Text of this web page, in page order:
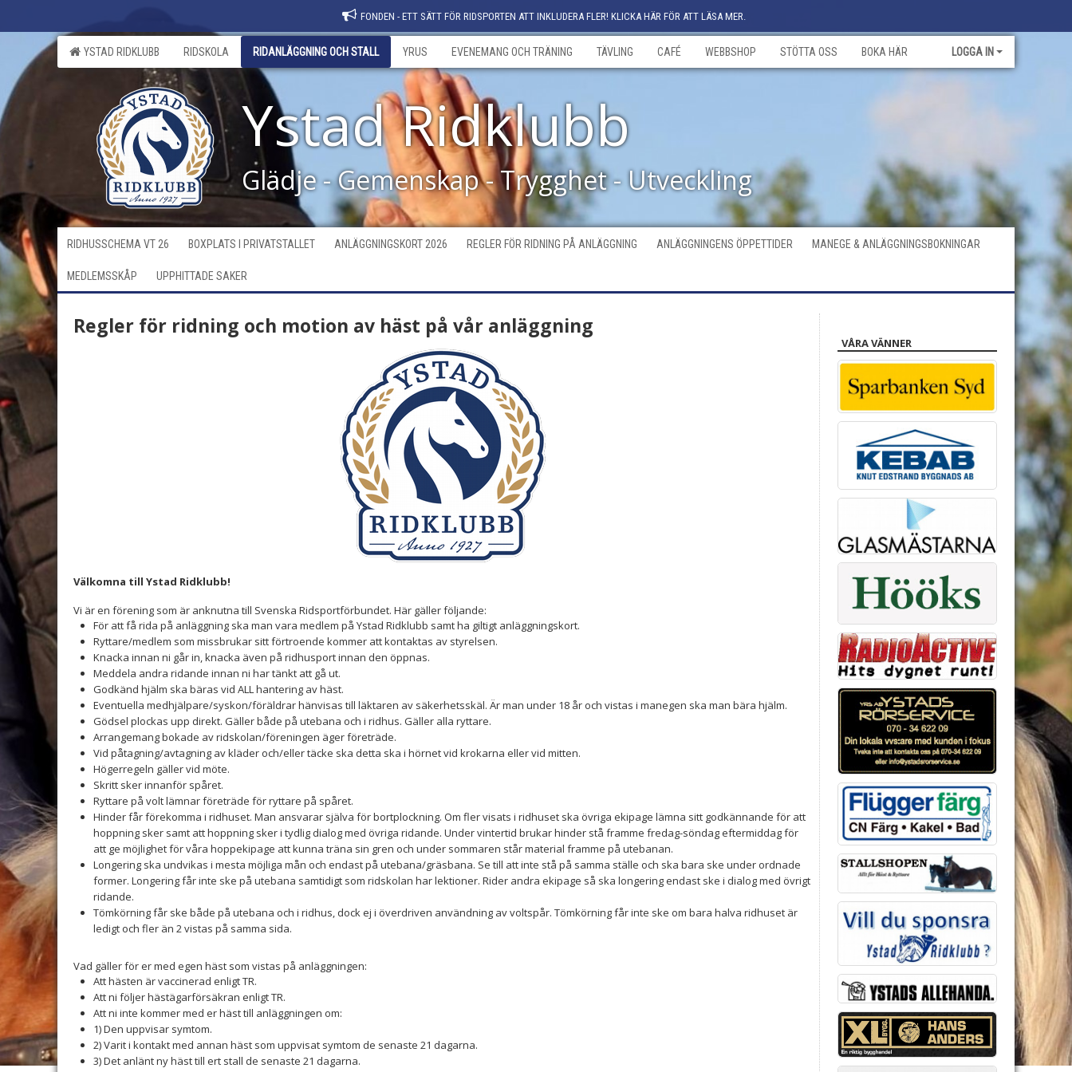
FONDEN - ETT SÄTT FÖR RIDSPORTEN ATT INKLUDERA FLER! KLICKA HÄR FÖR ATT LÄSA MER.
YSTAD RIDKLUBB RIDSKOLA RIDANLÄGGNING OCH STALL YRUS EVENEMANG OCH TRÄNING TÄVLING CAFÉ WEBBSHOP STÖTTA OSS BOKA HÄR LOGGA IN
Ystad Ridklubb
Glädje - Gemenskap - Trygghet - Utveckling
RIDHUSSCHEMA VT 26 BOXPLATS I PRIVATSTALLET ANLÄGGNINGSKORT 2026 REGLER FÖR RIDNING PÅ ANLÄGGNING ANLÄGGNINGENS ÖPPETTIDER MANEGE & ANLÄGGNINGSBOKNINGAR
MEDLEMSSKÅP UPPHITTADE SAKER
Regler för ridning och motion av häst på vår anläggning
Välkomna till Ystad Ridklubb!
Vi är en förening som är anknutna till Svenska Ridsportförbundet. Här gäller följande:
För att få rida på anläggning ska man vara medlem på Ystad Ridklubb samt ha giltigt anläggningskort.
Ryttare/medlem som missbrukar sitt förtroende kommer att kontaktas av styrelsen.
Knacka innan ni går in, knacka även på ridhusport innan den öppnas.
Meddela andra ridande innan ni har tänkt att gå ut.
Godkänd hjälm ska bäras vid ALL hantering av häst.
Eventuella medhjälpare/syskon/föräldrar hänvisas till läktaren av säkerhetsskäl. Är man under 18 år och vistas i manegen ska man bära hjälm.
Gödsel plockas upp direkt. Gäller både på utebana och i ridhus. Gäller alla ryttare.
Arrangemang bokade av ridskolan/föreningen äger företräde.
Vid påtagning/avtagning av kläder och/eller täcke ska detta ska i hörnet vid krokarna eller vid mitten.
Högerregeln gäller vid möte.
Skritt sker innanför spåret.
Ryttare på volt lämnar företräde för ryttare på spåret.
Hinder får förekomma i ridhuset. Man ansvarar själva för bortplockning. Om fler visats i ridhuset ska övriga ekipage lämna sitt godkännande för att
hoppning sker samt att hoppning sker i tydlig dialog med övriga ridande. Under vintertid brukar hinder stå framme fredag-söndag eftermiddag för
att ge möjlighet för våra hoppekipage att kunna träna sin gren och under sommaren står material framme på utebanan.
Longering ska undvikas i mesta möjliga mån och endast på utebana/gräsbana. Se till att inte stå på samma ställe och ska bara ske under ordnade
former. Longering får inte ske på utebana samtidigt som ridskolan har lektioner. Rider andra ekipage så ska longering endast ske i dialog med övrigt
ridande.
Tömkörning får ske både på utebana och i ridhus, dock ej i överdriven användning av voltspår. Tömkörning får inte ske om bara halva ridhuset är
ledigt och fler än 2 vistas på samma sida.
Vad gäller för er med egen häst som vistas på anläggningen:
Att hästen är vaccinerad enligt TR.
Att ni följer hästägarförsäkran enligt TR.
Att ni inte kommer med er häst till anläggningen om:
1) Den uppvisar symtom.
2) Varit i kontakt med annan häst som uppvisat symtom de senaste 21 dagarna.
3) Det anlänt ny häst till ert stall de senaste 21 dagarna.
VÅRA VÄNNER